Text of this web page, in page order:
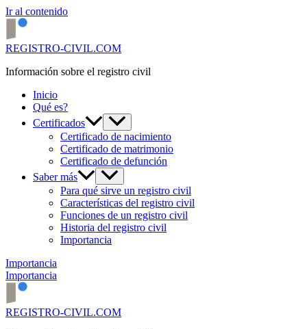
Ir al contenido
REGISTRO-CIVIL.COM
Información sobre el registro civil
Inicio
Qué es?
Certificados
Certificado de nacimiento
Certificado de matrimonio
Certificado de defunción
Saber más
Para qué sirve un registro civil
Características del registro civil
Funciones de un registro civil
Historia del registro civil
Importancia
Importancia
Importancia
REGISTRO-CIVIL.COM